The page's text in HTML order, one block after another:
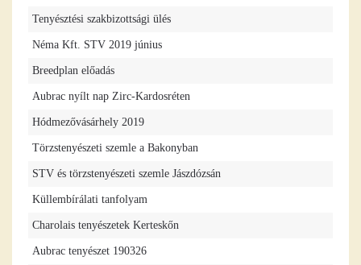
Tenyésztési szakbizottsági ülés
Néma Kft. STV 2019 június
Breedplan előadás
Aubrac nyílt nap Zirc-Kardosréten
Hódmezővásárhely 2019
Törzstenyészeti szemle a Bakonyban
STV és törzstenyészeti szemle Jászdózsán
Küllembírálati tanfolyam
Charolais tenyészetek Kerteskőn
Aubrac tenyészet 190326